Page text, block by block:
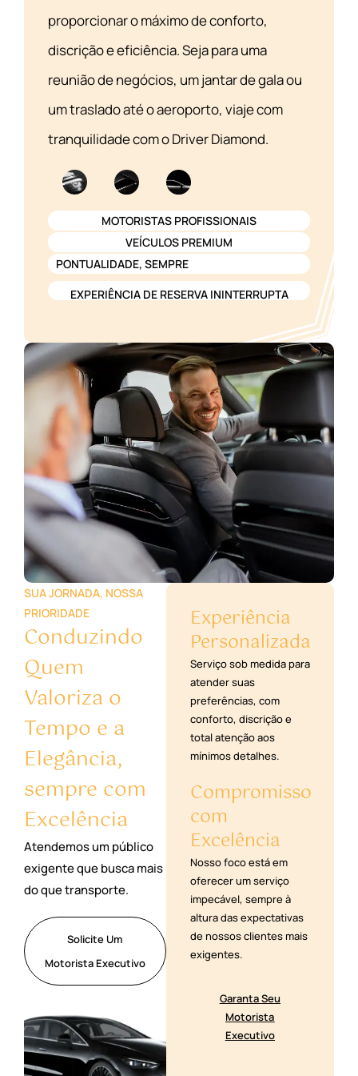
proporcionar o máximo de conforto,
discrição e eficiência. Seja para uma
reunião de negócios, um jantar de gala ou
um traslado até o aeroporto, viaje com
tranquilidade com o Driver Diamond.
MOTORISTAS PROFISSIONAIS
VEÍCULOS PREMIUM
PONTUALIDADE, SEMPRE
EXPERIÊNCIA DE RESERVA ININTERRUPTA
SUA JORNADA, NOSSA
PRIORIDADE
Conduzindo
Quem
Valoriza o
Tempo e a
Elegância,
sempre com
Excelência
Atendemos um público
exigente que busca mais
do que transporte.
Solicite Um
Motorista Executivo
Experiência
Personalizada
Serviço sob medida para
atender suas
preferências, com
conforto, discrição e
total atenção aos
mínimos detalhes.
Compromisso
com
Excelência
Nosso foco está em
oferecer um serviço
impecável, sempre à
altura das expectativas
de nossos clientes mais
exigentes.
Garanta Seu
Motorista
Executivo